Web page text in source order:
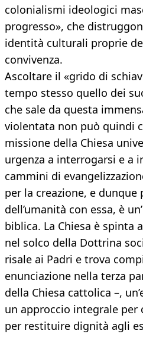
colonialismi ideologici
progresso», che
identità culturali proprie
convivenza.
Ascoltare il «grido di
tempo stesso quello dei
che sale da questa
violentata non può quindi
missione della Chiesa
urgenza a interrogarsi e a
cammini di
per la creazione, e
dell’umanità con essa, è
biblica. La Chiesa è spinta
nel solco della Dottrina
risale ai Padri e trova
enunciazione nella terza
della Chiesa cattolica –,
un approccio integrale per
per restituire dignità agli